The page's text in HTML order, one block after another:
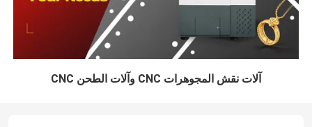
آلات نقش المجوهرات CNC وآلات الطحن CNC